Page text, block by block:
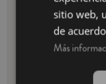
sitio web,
de
Más